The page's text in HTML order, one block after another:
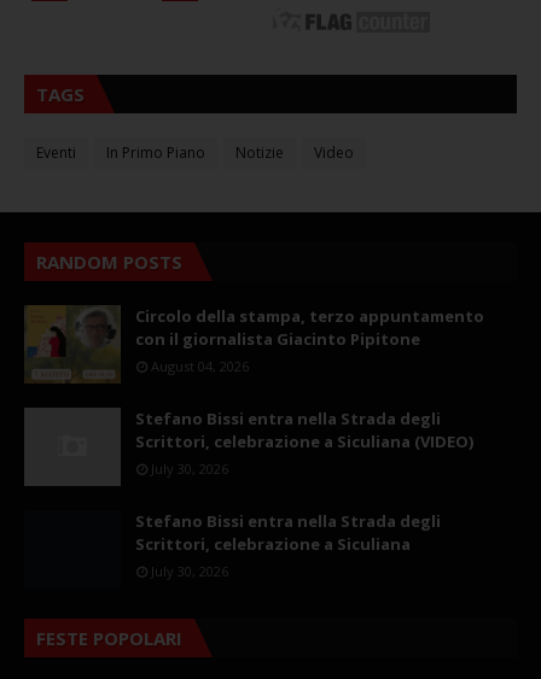
TAGS
Eventi In Primo Piano Notizie Video
RANDOM POSTS
Circolo della stampa, terzo appuntamento
con il giornalista Giacinto Pipitone
August 04, 2026
Stefano Bissi entra nella Strada degli
Scrittori, celebrazione a Siculiana (VIDEO)
July 30, 2026
Stefano Bissi entra nella Strada degli
Scrittori, celebrazione a Siculiana
July 30, 2026
FESTE POPOLARI